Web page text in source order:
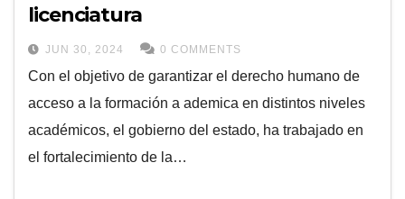
licenciatura
JUN 30, 2024 0 COMMENTS
Con el objetivo de garantizar el derecho humano de
acceso a la formación a ademica en distintos niveles
académicos, el gobierno del estado, ha trabajado en
el fortalecimiento de la…